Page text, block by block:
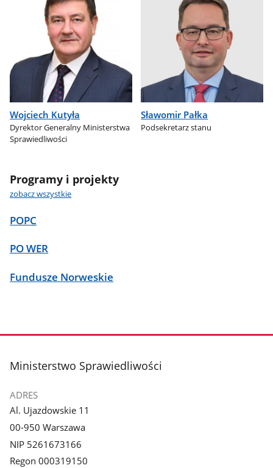
Wojciech Kutyła
Dyrektor Generalny Ministerstwa
Sprawiedliwości
Sławomir Pałka
Podsekretarz stanu
Programy i projekty
zobacz wszystkie
POPC
PO WER
Fundusze Norweskie
stopka
Ministerstwo Sprawiedliwości
ADRES
Al. Ujazdowskie 11
00-950 Warszawa
NIP 5261673166
Regon 000319150